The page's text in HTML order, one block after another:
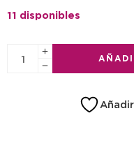
11 disponibles